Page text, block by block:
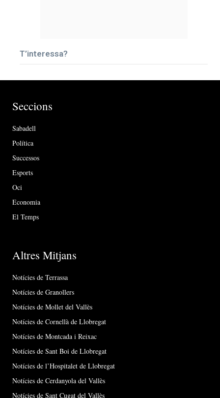
T’interessa?
Seccions
Sabadell
Política
Successos
Esports
Oci
Economia
El Temps
Altres Mitjans
Notícies de Terrassa
Notícies de Granollers
Notícies de Mollet del Vallès
Notícies de Cornellà de Llobregat
Notícies de Montcada i Reixac
Notícies de Sant Boi de Llobregat
Notícies de l’Hospitalet de Llobregat
Notícies de Cerdanyola del Vallès
Notícies de Sant Cugat del Vallès